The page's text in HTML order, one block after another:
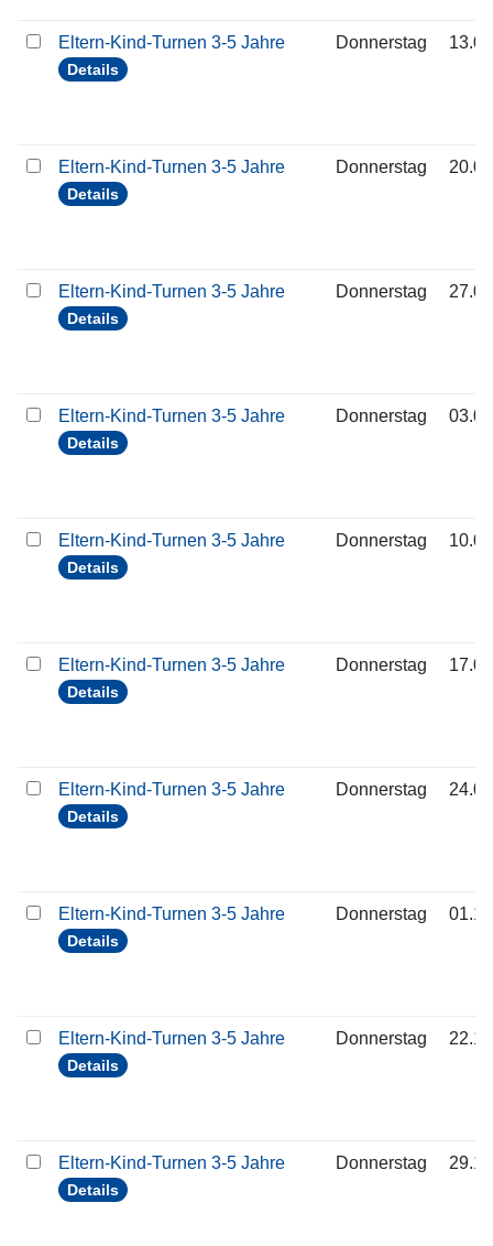
Eltern-Kind-Turnen 3-5 Jahre
Details
Donnerstag
Eltern-Kind-Turnen 3-5 Jahre
Details
Donnerstag
Eltern-Kind-Turnen 3-5 Jahre
Details
Donnerstag
Eltern-Kind-Turnen 3-5 Jahre
Details
Donnerstag
Eltern-Kind-Turnen 3-5 Jahre
Details
Donnerstag
Eltern-Kind-Turnen 3-5 Jahre
Details
Donnerstag
Eltern-Kind-Turnen 3-5 Jahre
Details
Donnerstag
Eltern-Kind-Turnen 3-5 Jahre
Details
Donnerstag
Eltern-Kind-Turnen 3-5 Jahre
Details
Donnerstag
Eltern-Kind-Turnen 3-5 Jahre
Details
Donnerstag